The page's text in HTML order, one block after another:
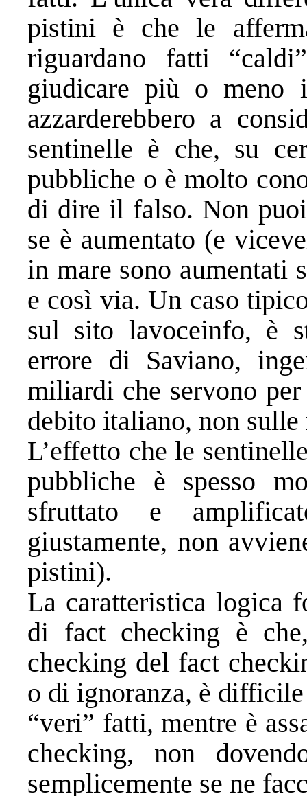
pistini è che le
riguardano fatti
giudicare più o meno
azzarderebbero a
sentinelle è che, su
pubbliche o è molto
di dire il falso. Non
se è aumentato (e
in mare sono aumentati
e così via. Un caso
sul sito lavoceinfo, è
errore di Saviano,
miliardi che servono
debito italiano, non sulle
L’effetto che le
pubbliche è spesso
sfruttato e
giustamente, non
pistini).
La caratteristica logica
di fact checking è
checking del fact
o di ignoranza, è
“veri” fatti, mentre è
checking, non
semplicemente se ne